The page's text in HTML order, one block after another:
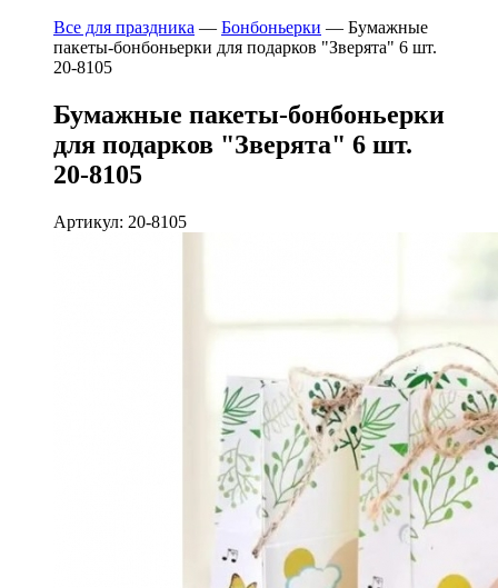
Все для праздника — Бонбоньерки — Бумажные
пакеты-бонбоньерки для подарков "Зверята" 6 шт.
20-8105
Бумажные пакеты-бонбоньерки
для подарков "Зверята" 6 шт.
20-8105
Артикул: 20-8105